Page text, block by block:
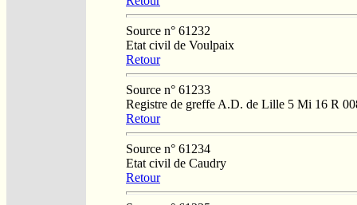
Source n° 61232
Etat civil de Voulpaix
Retour
Source n° 61233
Registre de greffe A.D. de Lille 5 Mi 16 R
Retour
Source n° 61234
Etat civil de Caudry
Retour